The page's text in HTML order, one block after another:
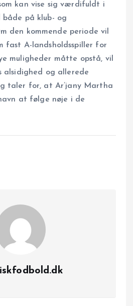
kan vise sig værdifuldt i
både på klub- og
den kommende periode vil
fast A-landsholdsspiller for
muligheder måtte opstå, vil
alsidighed og allerede
taler for, at Ar’jany Martha
at følge nøje i de